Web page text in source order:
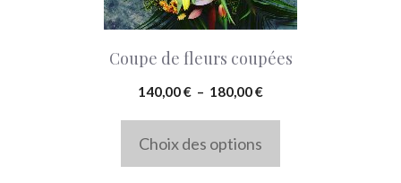
Coupe de fleurs coupées
140,00€ – 180,00€Plage
140,00 €
Choix des options